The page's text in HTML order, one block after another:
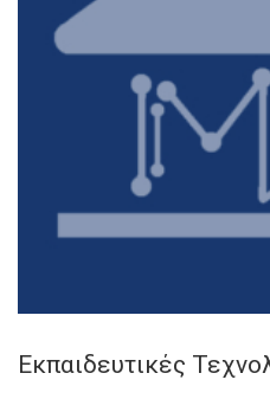
Εκπαιδευτικές